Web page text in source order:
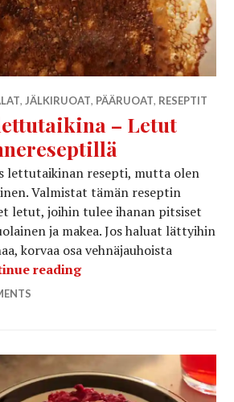
, JÄLKIRUOAT, PÄÄRUOAT, RESEPTIT
– Letut
lettutaikinan resepti, mutta olen
Valmistat tämän reseptin
letut, joihin tulee ihanan pitsiset
ja makea. Jos haluat lättyihin
korvaa osa vehnäjauhoista
readingMummuni lettutaikina